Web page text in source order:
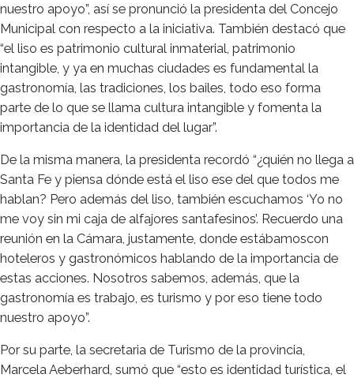
nuestro apoyo”, así se pronunció la presidenta del Concejo
Municipal con respecto a la iniciativa. También destacó que
“el liso es patrimonio cultural inmaterial, patrimonio
intangible, y ya en muchas ciudades es fundamental la
gastronomía, las tradiciones, los bailes, todo eso forma
parte de lo que se llama cultura intangible y fomenta la
importancia de la identidad del lugar”.
De la misma manera, la presidenta recordó “¿quién no llega a
Santa Fe y piensa dónde está el liso ese del que todos me
hablan? Pero además del liso, también escuchamos ‘Yo no
me voy sin mi caja de alfajores santafesinos’. Recuerdo una
reunión en la Cámara, justamente, donde estábamoscon
hoteleros y gastronómicos hablando de la importancia de
estas acciones. Nosotros sabemos, además, que la
gastronomía es trabajo, es turismo y por eso tiene todo
nuestro apoyo”.
Por su parte, la secretaria de Turismo de la provincia,
Marcela Aeberhard, sumó que “esto es identidad turística, el